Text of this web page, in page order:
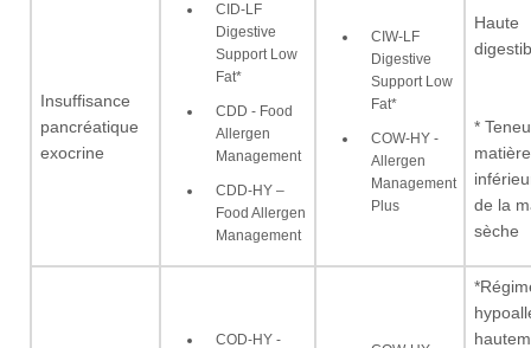
Insuffisance
pancréatique
exocrine
CID-LF
Digestive
Support Low
Fat*
CDD - Food
Allergen
Management
CDD-HY –
Food Allergen
Management
CIW-LF
Digestive
Support Low
Fat*
COW-HY -
Allergen
Management
Plus
Haute
*
de la
sèche
COD-HY -